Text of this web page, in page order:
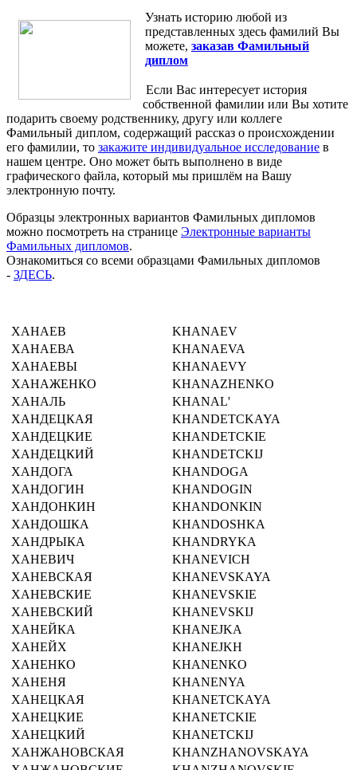
Узнать историю любой из
представленных здесь фамилий Вы
можете, заказав Фамильный
диплом
Если Вас интересует история
собственной фамилии или Вы хотите
подарить своему родственнику, другу или коллеге
Фамильный диплом, содержащий рассказ о происхождении
его фамилии, то закажите индивидуальное исследование в
нашем центре. Оно может быть выполнено в виде
графического файла, который мы пришлём на Вашу
электронную почту.
Образцы электронных вариантов Фамильных дипломов
можно посмотреть на странице Электронные варианты
Фамильных дипломов.
Ознакомиться со всеми образцами Фамильных дипломов
- ЗДЕСЬ.
ХАНАЕВ
KHANAEV
ХАНАЕВА
KHANAEVA
ХАНАЕВЫ
KHANAEVY
ХАНАЖЕНКО
KHANAZHENKO
ХАНАЛЬ
KHANAL'
ХАНДЕЦКАЯ
KHANDETCKAYA
ХАНДЕЦКИЕ
KHANDETCKIE
ХАНДЕЦКИЙ
KHANDETCKIJ
ХАНДОГА
KHANDOGA
ХАНДОГИН
KHANDOGIN
ХАНДОНКИН
KHANDONKIN
ХАНДОШКА
KHANDOSHKA
ХАНДРЫКА
KHANDRYKA
ХАНЕВИЧ
KHANEVICH
ХАНЕВСКАЯ
KHANEVSKAYA
ХАНЕВСКИЕ
KHANEVSKIE
ХАНЕВСКИЙ
KHANEVSKIJ
ХАНЕЙКА
KHANEJKA
ХАНЕЙХ
KHANEJKH
ХАНЕНКО
KHANENKO
ХАНЕНЯ
KHANENYA
ХАНЕЦКАЯ
KHANETCKAYA
ХАНЕЦКИЕ
KHANETCKIE
ХАНЕЦКИЙ
KHANETCKIJ
ХАНЖАНОВСКАЯ
KHANZHANOVSKAYA